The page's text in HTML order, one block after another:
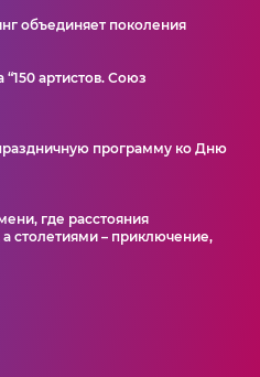
объединяет поколения
артистов. Союз
программу ко Дню
где расстояния
столетиями – приключение,